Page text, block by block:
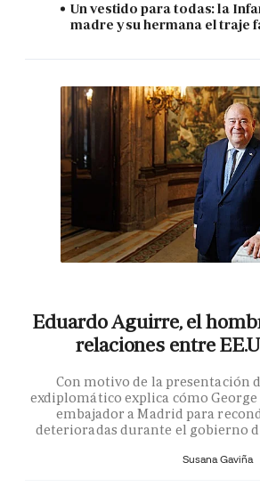
Un vestido para todas: la
madre y su hermana el traje
Eduardo Aguirre, el
relaciones entre
Con motivo de la presentación
exdiplomático explica cómo
embajador a Madrid para
deterioradas durante el gobierno
Susana Gaviña